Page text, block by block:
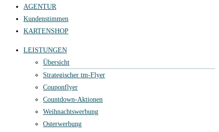
AGENTUR
Kundenstimmen
KARTENSHOP
LEISTUNGEN
Übersicht
Strategischer tm-Flyer
Couponflyer
Countdown-Aktionen
Weihnachtswerbung
Osterwerbung